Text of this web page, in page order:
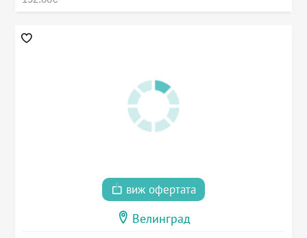
виж офертата
Велинград